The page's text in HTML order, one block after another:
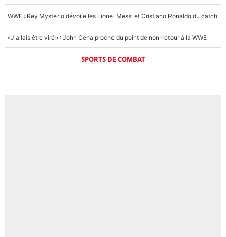
WWE : Rey Mysterio dévoile les Lionel Messi et Cristiano Ronaldo du catch
«J'allais être viré» : John Cena proche du point de non-retour à la WWE
SPORTS DE COMBAT